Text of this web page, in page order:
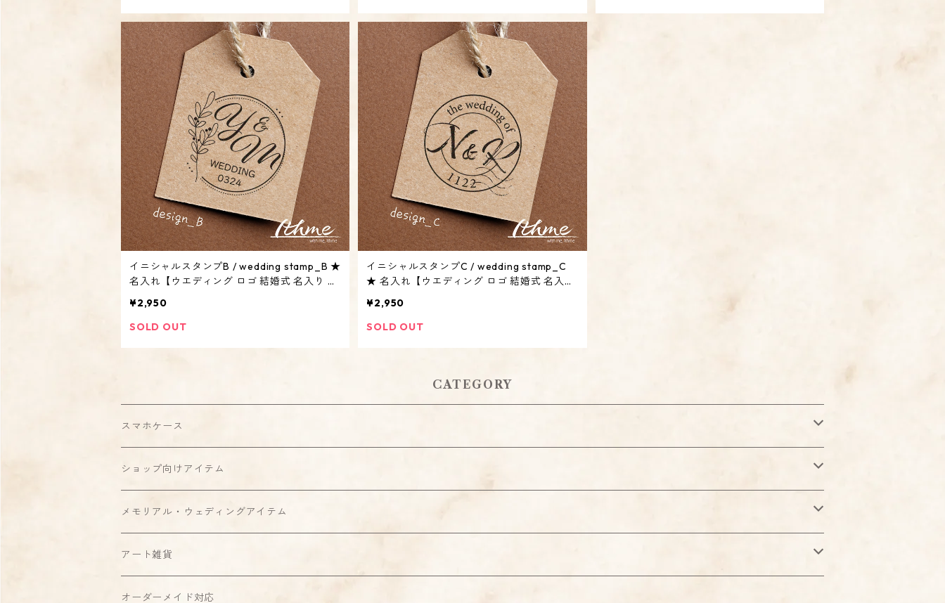
イニシャルスタンプB / wedding stamp_B ★
名入れ【ウエディング ロゴ 結婚式 名入り 日
¥2,950
SOLD OUT
イニシャルスタンプC / wedding stamp_C
★ 名入れ【ウエディング ロゴ 結婚式 名入り
¥2,950
SOLD OUT
CATEGORY
スマホケース
ハードケース
クリアケース
側面印刷
強化ガラスケース
グリップケース
ミラーケース
ショップ向けアイテム
スタンプ
ディスプレイ・看板
シール・ステッカー
メモリアル・ウェディングアイテム
スタンプ
ディスプレイ・看板
アート雑貨
スタンプ
オーダーメイド対応